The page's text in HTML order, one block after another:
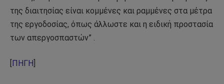
της διαιτησίας είναι κομμένες και ραμμένες στα μέτρα
της εργοδοσίας, όπως άλλωστε και η ειδική προστασία
των απεργοσπαστών” .
ΠΗΓΗ